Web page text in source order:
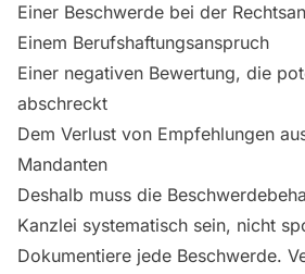
Einer Beschwerde bei der
Einem Berufshaftungsanspruch
Einer negativen Bewertung, die
abschreckt
Dem Verlust von Empfehlungen
Mandanten
Deshalb muss die
Kanzlei systematisch sein, nicht
Dokumentiere jede Beschwerde.